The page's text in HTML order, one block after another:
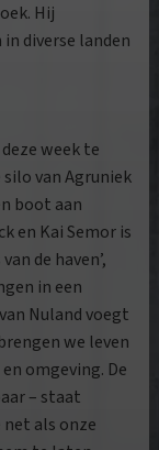
Hij
diverse landen
week te
van Agruniek
boot aan
en Kai Semor is
de haven’,
in een
Nuland voegt
we leven
omgeving. De
– staat
als onze